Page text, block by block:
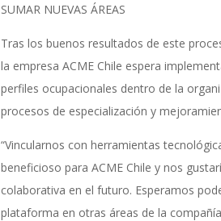
SUMAR NUEVAS ÁREAS
Tras los buenos resultados de este
la empresa ACME Chile espera
perfiles ocupacionales dentro de la
procesos de especialización y
“Vincularnos con herramientas
beneficioso para ACME Chile y nos
colaborativa en el futuro. Esperamos
plataforma en otras áreas de la